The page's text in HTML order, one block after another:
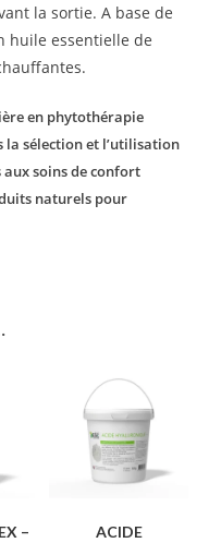
la sortie. A base de
huile essentielle de
en phytothérapie
la sélection et l’utilisation
soins de confort
naturels pour
–
ACIDE